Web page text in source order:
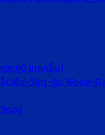
หภูมิ แบบเข็ม)
ล็ดพืช-วัสดุ-ดิน Wood-
ตอล